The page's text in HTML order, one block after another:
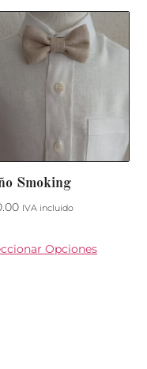
Smoking
IVA incluido
Opciones